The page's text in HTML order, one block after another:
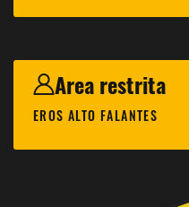
Area restrita
EROS ALTO FALANTES